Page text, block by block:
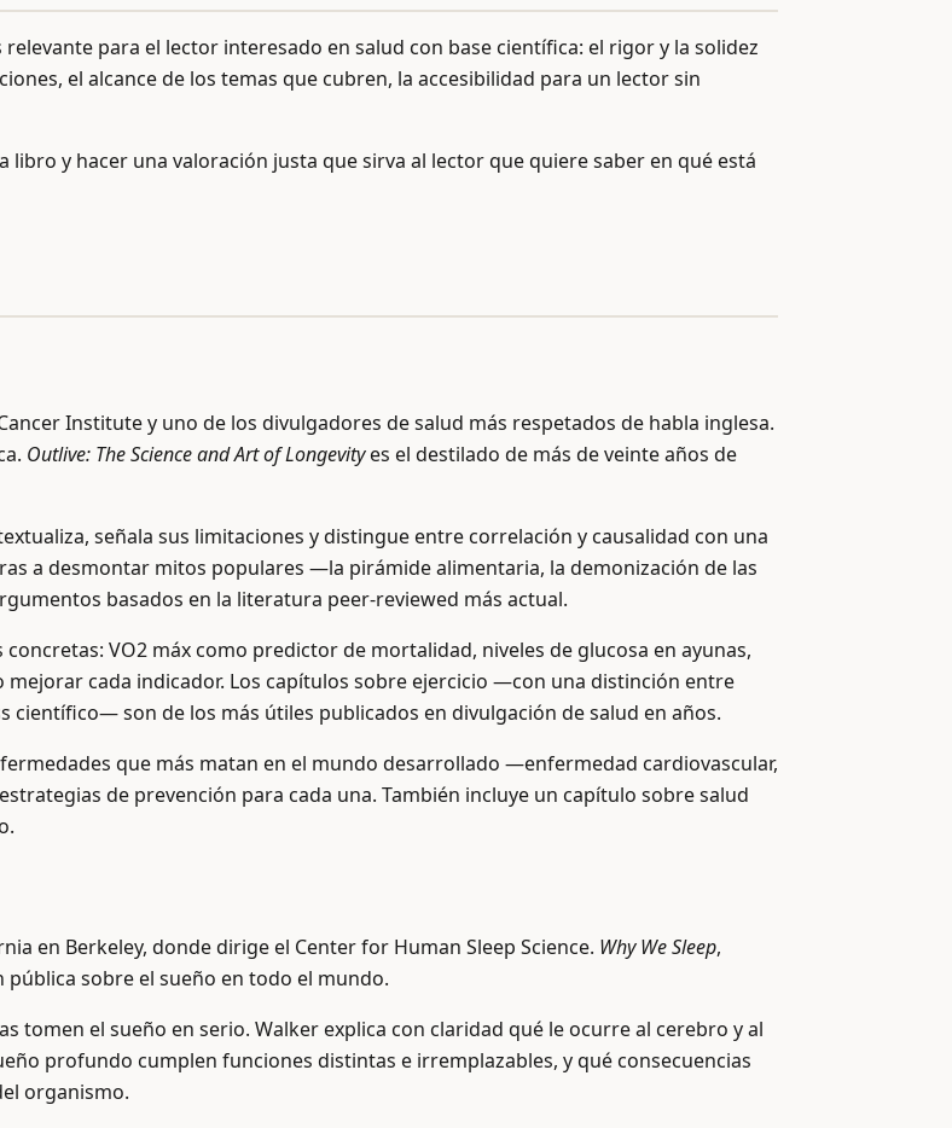
para el lector interesado en salud con base científica: el rigor y la solidez
el alcance de los temas que cubren, la accesibilidad para un lector sin
y hacer una valoración justa que sirva al lector que quiere saber en qué está
Institute y uno de los divulgadores de salud más respetados de habla inglesa.
Outlive: The Science and Art of Longevityes el destilado de más de veinte años de
señala sus limitaciones y distingue entre correlación y causalidad con una
a desmontar mitos populares —la pirámide alimentaria, la demonización de las
basados en la literatura peer-reviewed más actual.
VO2 máx como predictor de mortalidad, niveles de glucosa en ayunas,
cada indicador. Los capítulos sobre ejercicio —con una distinción entre
son de los más útiles publicados en divulgación de salud en años.
que más matan en el mundo desarrollado —enfermedad cardiovascular,
de prevención para cada una. También incluye un capítulo sobre salud
en Berkeley, donde dirige el Center for Human Sleep Science. Why We Sleep,
sobre el sueño en todo el mundo.
el sueño en serio. Walker explica con claridad qué le ocurre al cerebro y al
profundo cumplen funciones distintas e irremplazables, y qué consecuencias
organismo.